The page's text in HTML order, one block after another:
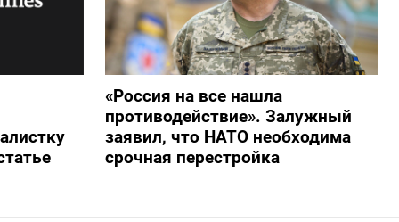
«Россия на все нашла
противодействие». Залужный
заявил, что НАТО необходима
срочная перестройка